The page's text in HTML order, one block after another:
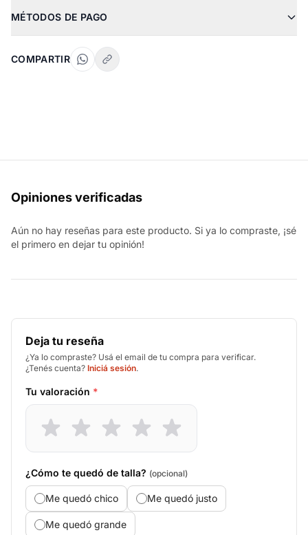
MÉTODOS DE PAGO
COMPARTIR
Opiniones verificadas
Aún no hay reseñas para este producto. Si ya lo compraste, ¡sé
el primero en dejar tu opinión!
Deja tu reseña
¿Ya lo compraste? Usá el email de tu compra para verificar.
¿Tenés cuenta? Iniciá sesión.
Tu valoración *
¿Cómo te quedó de talla? (opcional)
Me quedó chico Me quedó justo
Me quedó grande